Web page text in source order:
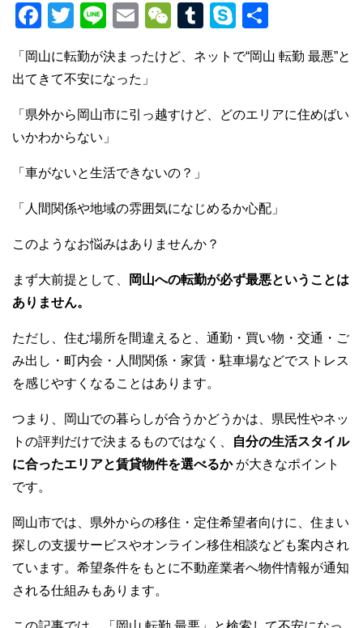
F
a
c
e
b
o
o
k
T
wi
tt
er
Li
n
e
E
ail
W
C
at
T
m
r
S
p
有
「岡山に転勤が決まったけど、ネットで“岡山 転勤 最悪”と
出てきて不安になった」
「県外から岡山市に引っ越すけど、どのエリアに住めばい
いかわからない」
「車がないと生活できないの？」
「人間関係や地域の雰囲気になじめるか心配」
このようなお悩みはありませんか？
まず大前提として、
岡山への転勤が必ず最悪ということは
ありません。
ただし、住む場所を間違えると、通勤・買い物・交通・ご
み出し・町内会・人間関係・家賃・駐車場などでストレス
を感じやすくなることはあります。
つまり、岡山での暮らしが合うかどうかは、県民性やネッ
トの評判だけで決まるものではなく、
自分の生活スタイル
に合ったエリアと賃貸物件を選べるかが大きなポイント
です。
岡山市では、県外からの移住・定住希望者向けに、住まい
探しの支援サービスやオンライン移住相談なども案内され
ています。希望条件をもとに不動産業者へ物件情報が通知
される仕組みもあります。